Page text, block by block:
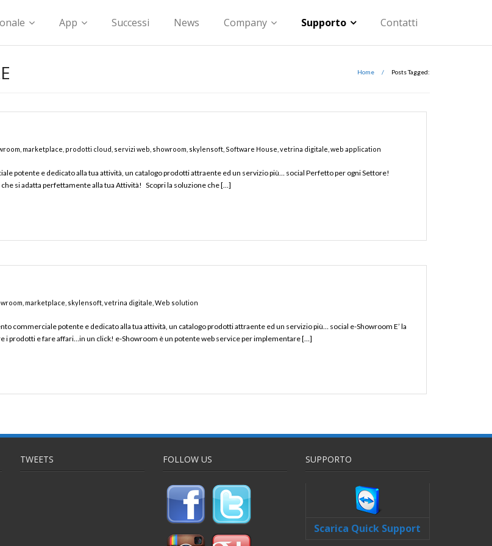
App Successi News Company Supporto Contatti
Home / Posts Tagged:
marketplace prodotti cloud servizi web showroom skylensoft Software House vetrina digitale web application
potente e dedicato alla tua attività, un catalogo prodotti attraente ed un servizio più… social Perfetto per ogni Settore!
si adatta perfettamente alla tua Attività! Scopri la soluzione che […]
marketplace skylensoft vetrina digitale Web solution
commerciale potente e dedicato alla tua attività, un catalogo prodotti attraente ed un servizio più… social e-Showroom E’ la
prodotti e fare affari…in un click! e-Showroom è un potente web service per implementare […]
TWEETS FOLLOW US SUPPORTO
Scarica Quick Support